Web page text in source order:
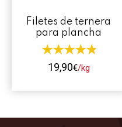
0 productos
Filetes de ternera
para plancha
19,90€/kg
Este
tiene